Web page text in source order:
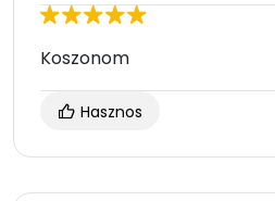
Koszonom
Hasznos